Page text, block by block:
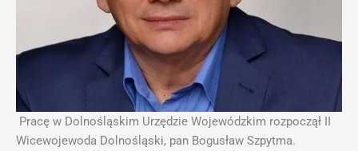
Pracę w Dolnośląskim Urzędzie Wojewódzkim rozpoczął II
Wicewojewoda Dolnośląski, pan Bogusław Szpytma.